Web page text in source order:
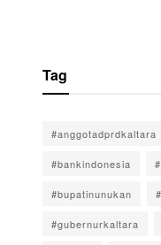
Tag
#anggotadprdkaltara
#bankindonesia
#bupatinunukan
#gubernurkaltara